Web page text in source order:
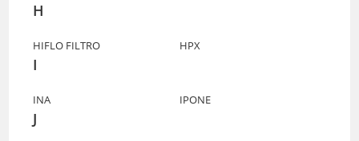
H
HIFLO FILTRO HPX
I
INA IPONE
J